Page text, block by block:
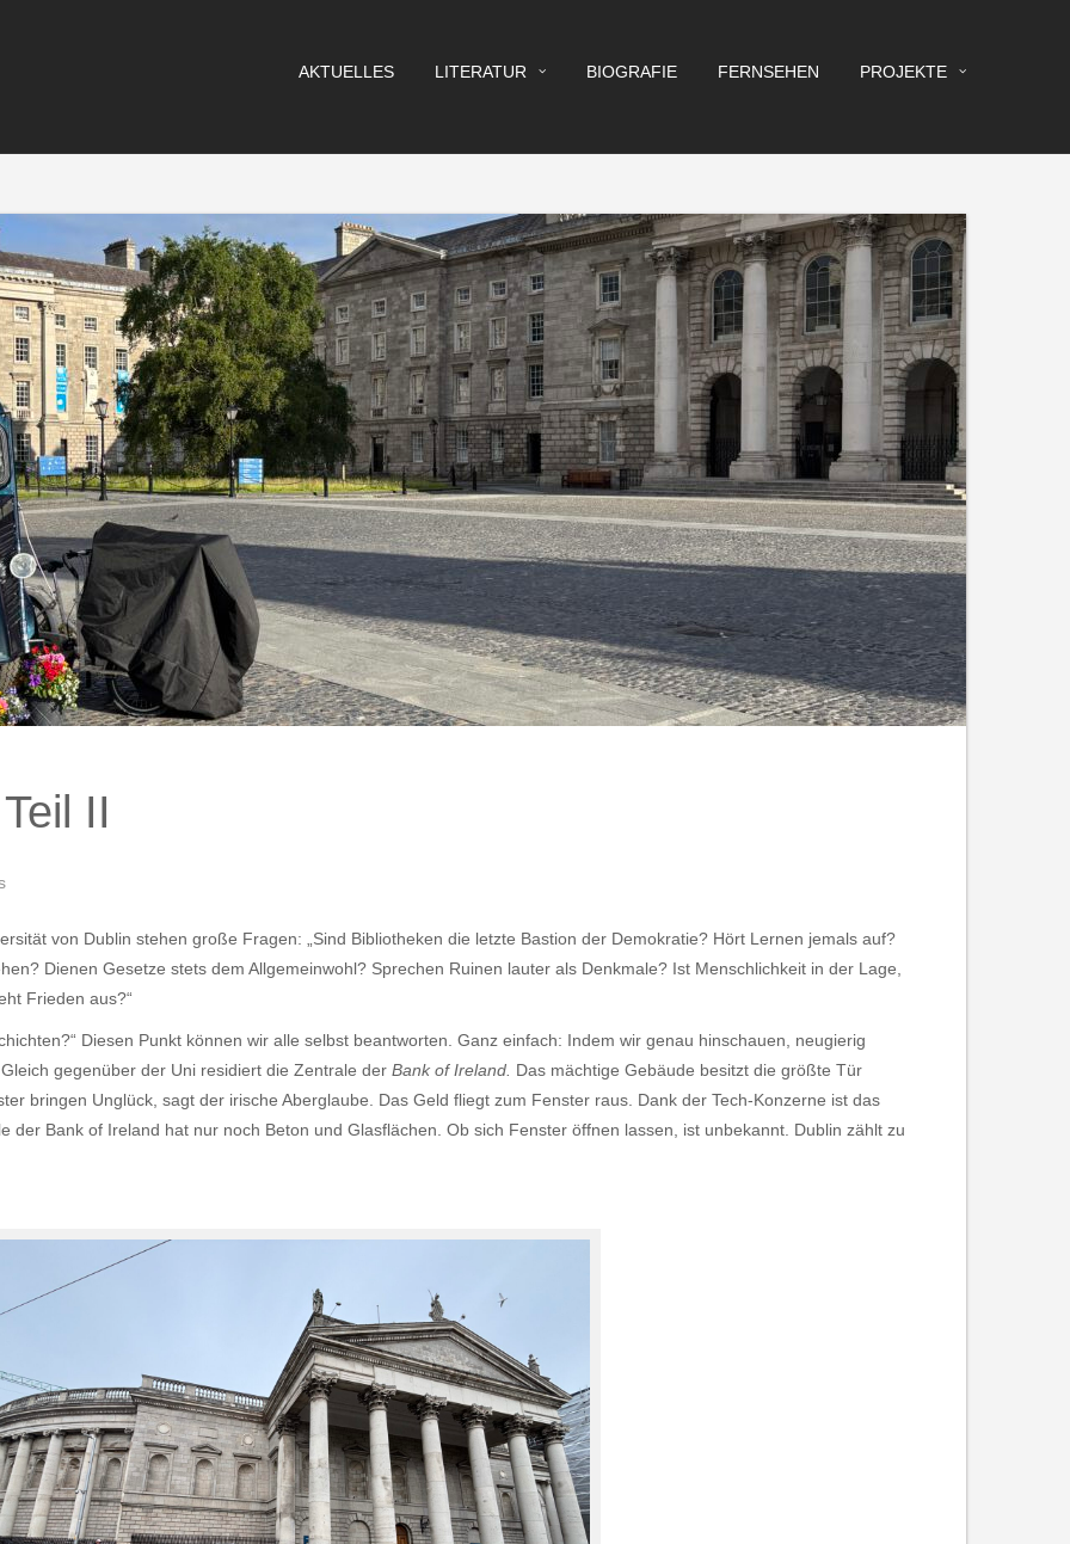
AKTUELLES LITERATUR BIOGRAFIE FERNSEHEN PROJEKTE
II
von Dublin stehen große Fragen: „Sind Bibliotheken die letzte Bastion der Demokratie? Hört Lernen jemals auf?
Dienen Gesetze stets dem Allgemeinwohl? Sprechen Ruinen lauter als Denkmale? Ist Menschlichkeit in der Lage,
Frieden aus?“
Diesen Punkt können wir alle selbst beantworten. Ganz einfach: Indem wir genau hinschauen, neugierig
gegenüber der Uni residiert die Zentrale der Bank of Ireland. Das mächtige Gebäude besitzt die größte Tür
bringen Unglück, sagt der irische Aberglaube. Das Geld fliegt zum Fenster raus. Dank der Tech-Konzerne ist das
der Bank of Ireland hat nur noch Beton und Glasflächen. Ob sich Fenster öffnen lassen, ist unbekannt. Dublin zählt zu